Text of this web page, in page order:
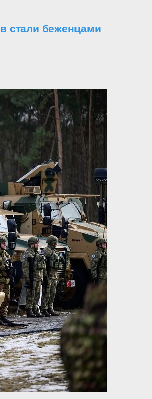
стали беженцами